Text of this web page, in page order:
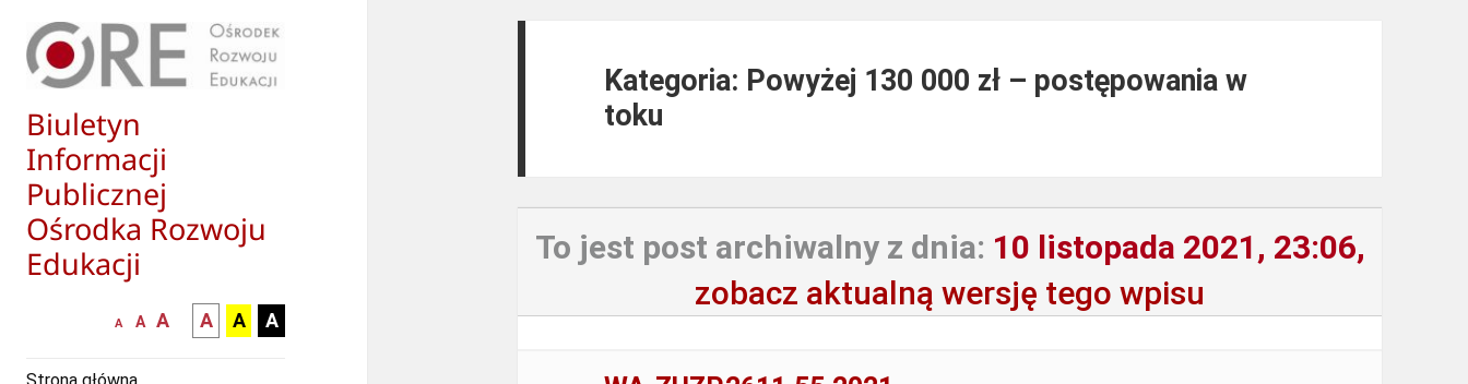
Biuletyn
Informacji
Publicznej
Ośrodka Rozwoju
Edukacji
mniejsza
A
normalna
A
większa-
czcionka
A
kontrast
czarny
A
kontrast
czarny
A
kontrast
żółty
A
Strona główna
Kategoria: Powyżej 130 000 zł – postępowania w
toku
To jest post archiwalny z dnia: 10 listopada 2021, 23:06,
zobacz aktualną wersję tego wpisu